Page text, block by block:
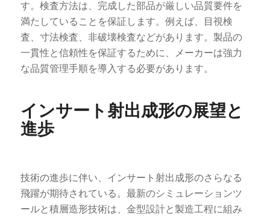
す。検査方法は、完成した部品が厳しい品質要件を
満たしていることを保証します。例えば、目視検
査、寸法検査、非破壊検査などがあります。製品の
一貫性と信頼性を保証するために、メーカーは強力
な品質管理手順を導入する必要があります。
インサート射出成形の展望と
進歩
技術の進歩に伴い、インサート射出成形のさらなる
飛躍が期待されている。最新のシミュレーションツ
ールと積層造形技術は、金型設計と製造工程に組み